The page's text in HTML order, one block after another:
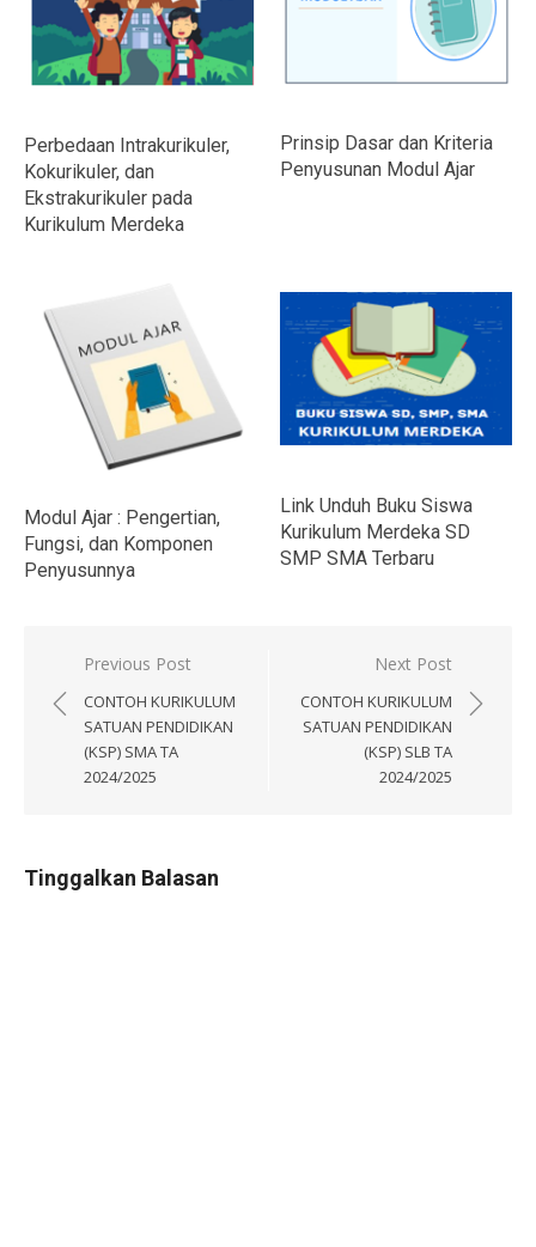
Perbedaan Intrakurikuler,
Kokurikuler, dan
Ekstrakurikuler pada
Kurikulum Merdeka
Prinsip Dasar dan Kriteria
Penyusunan Modul Ajar
Modul Ajar : Pengertian,
Fungsi, dan Komponen
Penyusunnya
Link Unduh Buku Siswa
Kurikulum Merdeka SD
SMP SMA Terbaru
Navigasi
pos
Previous Post
CONTOH KURIKULUM
SATUAN PENDIDIKAN
(KSP) SMA TA
2024/2025
Next Post
CONTOH KURIKULUM
SATUAN PENDIDIKAN
(KSP) SLB TA
2024/2025
Tinggalkan Balasan